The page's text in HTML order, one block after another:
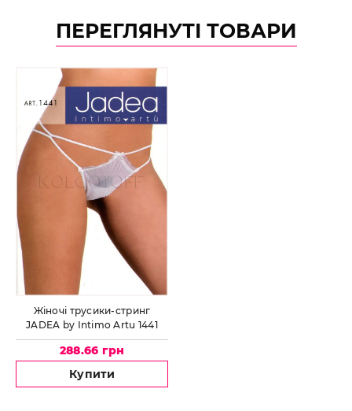
ПЕРЕГЛЯНУТІ ТОВАРИ
Жіночі трусики-стринг
JADEA by Intimo Artu 1441
288.66 грн
Купити